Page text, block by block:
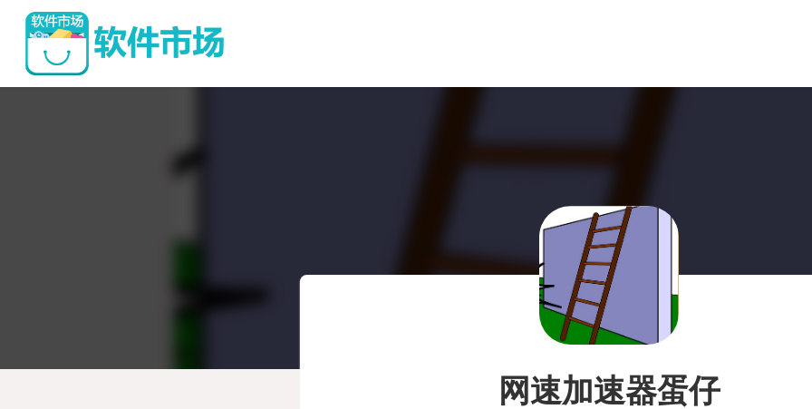
网速加速器蛋仔